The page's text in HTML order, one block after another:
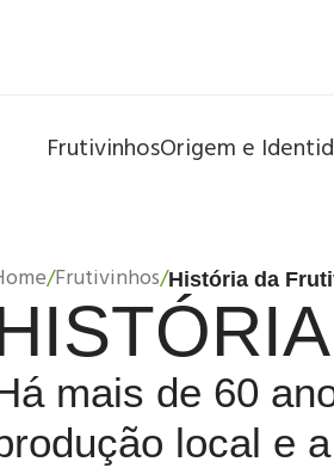
FrutivinhosOrigem e
/Frutivinhos/História da
mais de 60
local e